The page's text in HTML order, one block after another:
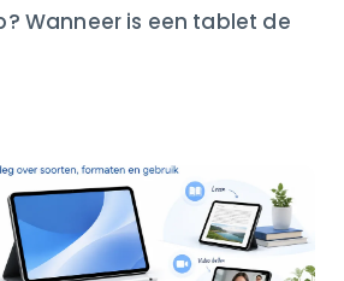
Wanneer is een tablet de